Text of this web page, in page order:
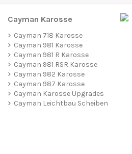
Cayman Karosse
Cayman 718 Karosse
Cayman 981 Karosse
Cayman 981 R Karosse
Cayman 981 RSR Karosse
Cayman 982 Karosse
Cayman 987 Karosse
Cayman Karosse Upgrades
Cayman Leichtbau Scheiben